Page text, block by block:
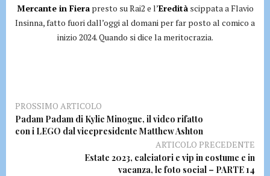
Mercante in Fierapresto su Rai2 e l’Ereditàscippata a Flavio
Insinna, fatto fuori dall’oggi al domani per far posto al comico a
inizio 2024. Quando si dice la meritocrazia.
PROSSIMO ARTICOLO
Padam Padam di Kylie Minogue, il video rifatto
con i LEGO dal vicepresidente Matthew Ashton
ARTICOLO PRECEDENTE
Estate 2023, calciatori e vip in costume e in
vacanza, le foto social – PARTE 14